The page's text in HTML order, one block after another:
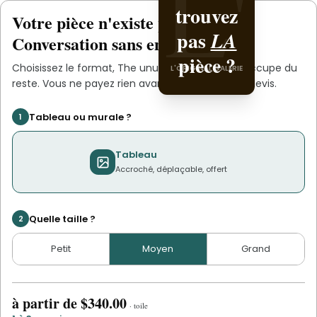
trouvez
pasLA
pièce ?
L'ORIGINAL GALERIE
unusual
Counsellor
.
L'ORIGINAL PIECE OF YOU
Votre pièce n'existe pasencore.
Conversation sans engagement.
Choisissez le format, The unusual Counsellors'occupe du
reste. Vous ne payez rien avant d'avoir validé le devis.
1 Tableau ou murale ?
Tableau
Accroché, déplaçable, offert
2 Quelle taille ?
Petit Moyen Grand
à partir de$340.00 · toile